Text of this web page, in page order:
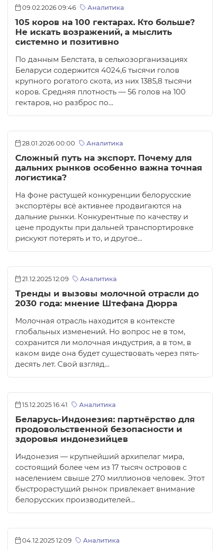
09.02.2026 09:46 Аналитика
105 коров на 100 гектарах. Кто больше?
Не искать возражений, а мыслить
системно и позитивно
По данным Белстата, в сельхозорганизациях
Беларуси содержится 4024,6 тысячи голов
крупного рогатого скота, из них 1385,8 тысячи
коров. Средняя плотность — 56 голов на 100
гектаров, но разброс по…
28.01.2026 00:00 Аналитика
Сложный путь на экспорт. Почему для
дальних рынков особенно важна точная
логистика?
На фоне растущей конкуренции белорусские
экспортёры всё активнее продвигаются на
дальние рынки. Конкурентные по качеству и
цене продукты при дальней транспортировке
рискуют потерять и то, и другое…
21.12.2025 12:09 Аналитика
Тренды и вызовы молочной отрасли до
2030 года: мнение Штефана Дюрра
Молочная отрасль находится в контексте
глобальных изменений. Но вопрос не в том,
сохранится ли молочная индустрия, а в том, в
каком виде она будет существовать через пять-
десять лет. Свой взгляд…
15.12.2025 16:41 Аналитика
Беларусь-Индонезия: партнёрство для
продовольственной безопасности и
здоровья индонезийцев
Индонезия — крупнейший архипелаг мира,
состоящий более чем из 17 тысяч островов с
населением свыше 270 миллионов человек. Этот
быстрорастущий рынок привлекает внимание
белорусских производителей…
04.12.2025 12:09 Аналитика